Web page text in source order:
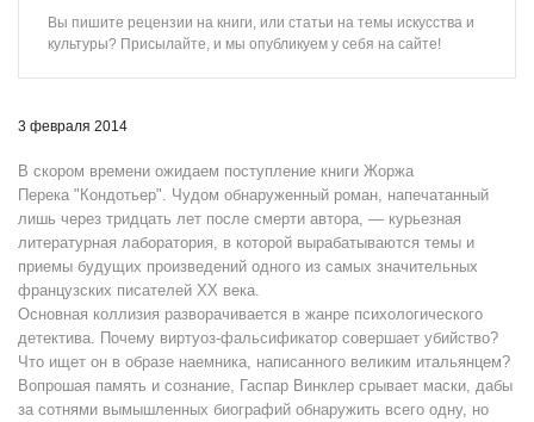
Вы пишите рецензии на книги, или статьи на темы искусства и
культуры? Присылайте, и мы опубликуем у себя на сайте!
3 февраля 2014
В скором времени ожидаем поступление книги Жоржа
Перека "Кондотьер". Чудом обнаруженный роман, напечатанный
лишь через тридцать лет после смерти автора, — курьезная
литературная лаборатория, в которой вырабатываются темы и
приемы будущих произведений одного из самых значительных
французских писателей ХХ века.
Основная коллизия разворачивается в жанре психологического
детектива. Почему виртуоз-фальсификатор совершает убийство?
Что ищет он в образе наемника, написанного великим итальянцем?
Вопрошая память и сознание, Гаспар Винклер срывает маски, дабы
за сотнями вымышленных биографий обнаружить всего одну, но